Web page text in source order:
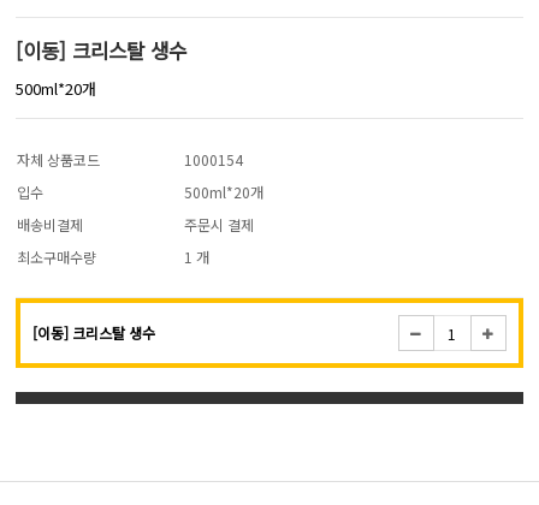
[이동] 크리스탈 생수
500ml*20개
자체 상품코드
1000154
입수
500ml*20개
배송비결제
주문시 결제
최소구매수량
1 개
[이동] 크리스탈 생수